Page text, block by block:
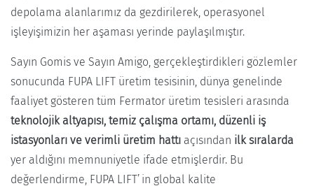
depolama alanlarımız da gezdirilerek, operasyonel
işleyişimizin her aşaması yerinde paylaşılmıştır.
Sayın Gomis ve Sayın Amigo, gerçekleştirdikleri gözlemler
sonucunda FUPA LIFT üretim tesisinin, dünya genelinde
faaliyet gösteren tüm Fermator üretim tesisleri arasında
teknolojik altyapısı, temiz çalışma ortamı, düzenli iş
istasyonları ve verimli üretim hattı açısından ilk sıralarda
yer aldığını memnuniyetle ifade etmişlerdir. Bu
değerlendirme, FUPA LIFT’in global kalite